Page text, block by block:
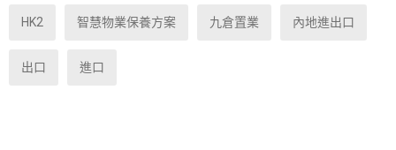
HK2 智慧物業保養方案 九倉置業 內地進出口
出口 進口